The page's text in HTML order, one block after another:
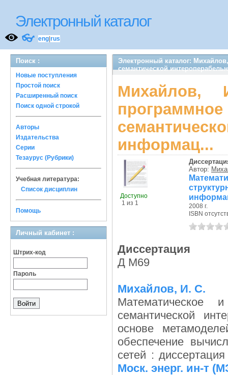
Электронный каталог
👓 eng rus
Поиск :
Новые поступления
Простой поиск
Расширенный поиск
Поиск одной строкой
Авторы
Издательства
Серии
Тезаурус (Рубрики)
Учебная литература:
Список дисциплин
Помощь
Личный кабинет :
Штрих-код
Пароль
Электронный каталог:
семантической
информац...
Доступно
1 из 1
Автор:
2008 г.
ISBN
Диссертация
Д М69
Михайлов, И. С.
Математическое
семантической
основе
обеспечение
сетей :
Моск. энерг. ин-т